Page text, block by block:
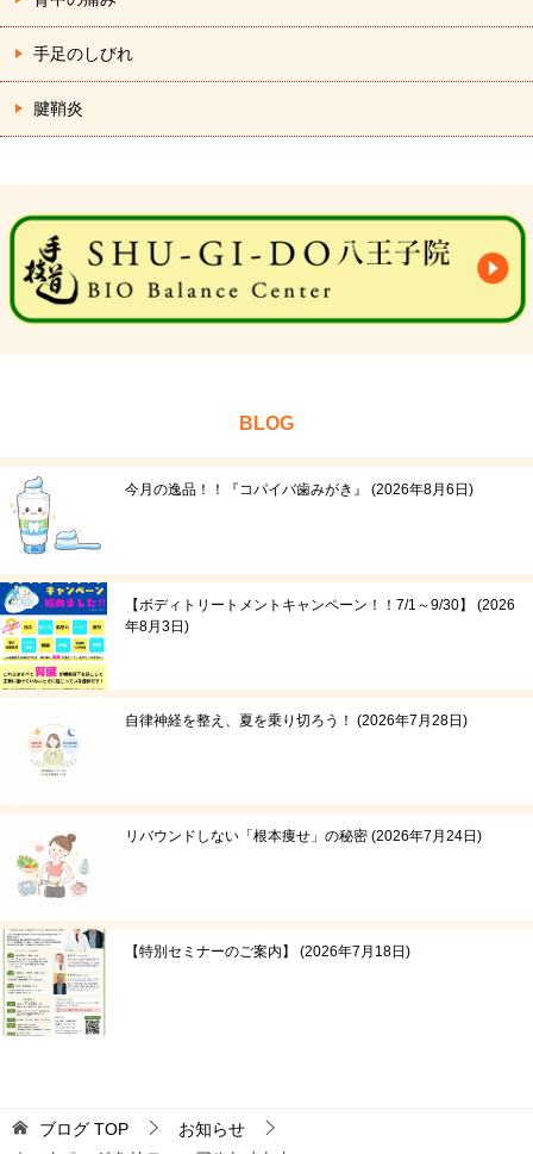
手足のしびれ
腱鞘炎
BLOG
今月の逸品！！『コパイバ歯みがき』 2026年8月6日
【ボディトリートメントキャンペーン！！7/1～9/30】
2026
年8月3日
自律神経を整え、夏を乗り切ろう！ 2026年7月28日
リバウンドしない「根本痩せ」の秘密 2026年7月24日
【特別セミナーのご案内】 2026年7月18日
ブログ TOP
お知らせ